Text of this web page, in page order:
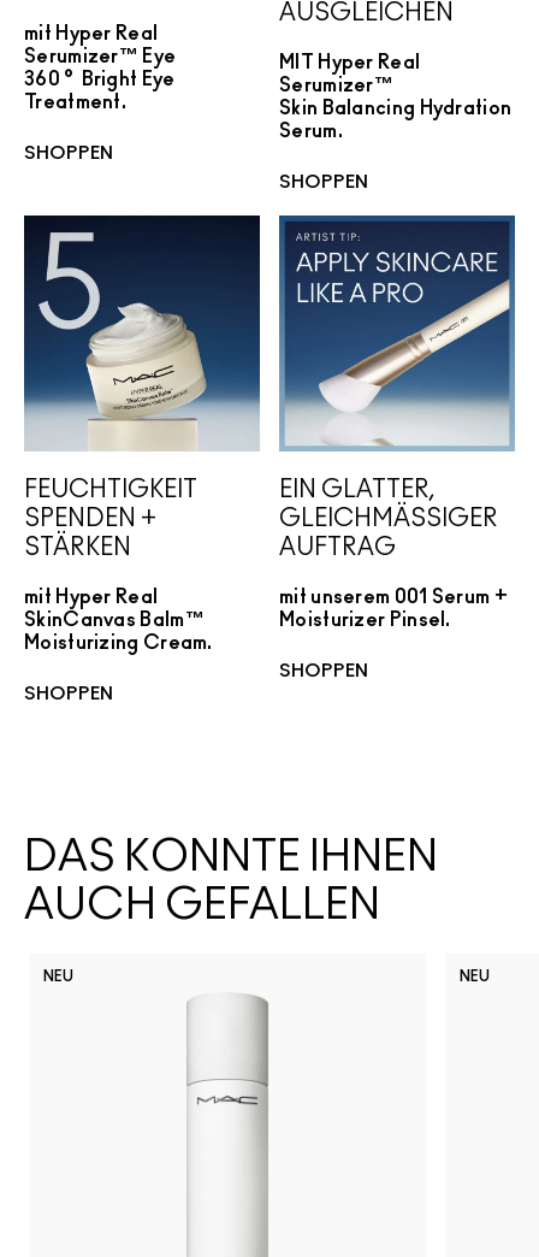
mit Hyper Real
Serumizer™ Eye
360° Bright Eye
Treatment.
SHOPPEN
AUSGLEICHEN
MIT Hyper Real
Serumizer™
Skin Balancing Hydration
Serum.
SHOPPEN
FEUCHTIGKEIT
SPENDEN +
STÄRKEN
mit Hyper Real
SkinCanvas Balm™
Moisturizing Cream.
SHOPPEN
EIN GLATTER,
GLEICHMÄSSIGER
AUFTRAG
mit unserem 001 Serum +
Moisturizer Pinsel.
SHOPPEN
DAS KÖNNTE IHNEN
AUCH GEFALLEN
NEU NEU